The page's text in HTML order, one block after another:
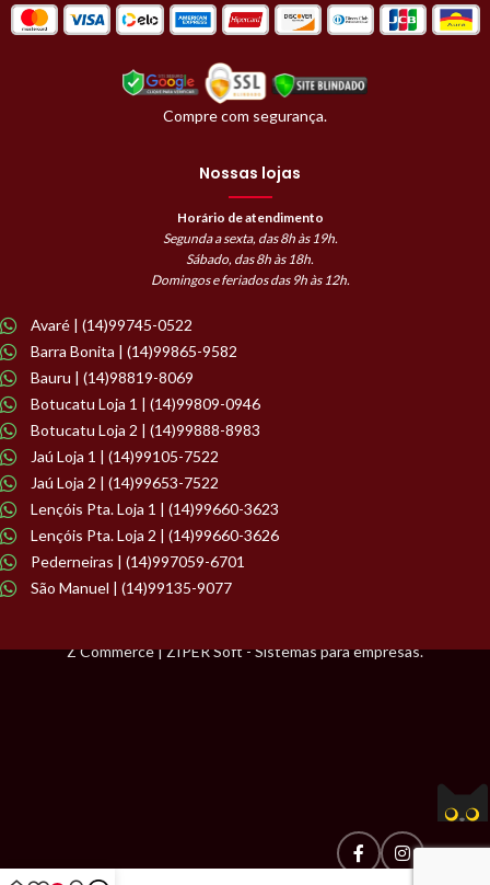
Compre com segurança.
Nossas lojas
Horário de atendimento
Segunda a sexta, das 8h às 19h.
Sábado, das 8h às 18h.
Domingos e feriados das 9h às 12h.
Avaré | (14)99745-0522
Barra Bonita | (14)99865-9582
Bauru | (14)98819-8069
Botucatu Loja 1 | (14)99809-0946
Botucatu Loja 2 | (14)99888-8983
Jaú Loja 1 | (14)99105-7522
Jaú Loja 2 | (14)99653-7522
Lençóis Pta. Loja 1 | (14)99660-3623
Lençóis Pta. Loja 2 | (14)99660-3626
Pederneiras | (14)997059-6701
São Manuel | (14)99135-9077
Z Commerce | ZIPER Soft - Sistemas para empresas.